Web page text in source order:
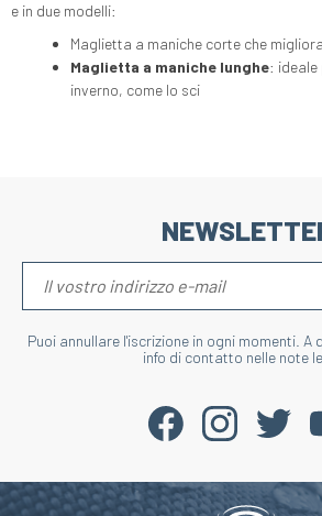
e in due modelli:
Maglietta a maniche corte che
Maglietta a maniche lunghe:
inverno, come lo sci
Puoi annullare l'iscrizione in ogni momenti.
info di contatto nelle note